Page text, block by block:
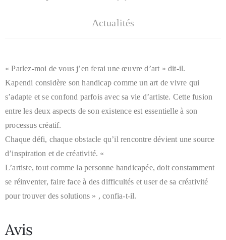
Actualités
« Parlez-moi de vous j’en ferai une œuvre d’art » dit-il.
Kapendi considère son handicap comme un art de vivre qui
s’adapte et se confond parfois avec sa vie d’artiste. Cette fusion
entre les deux aspects de son existence est essentielle à son
processus créatif.
Chaque défi, chaque obstacle qu’il rencontre dévient une source
d’inspiration et de créativité. «
L’artiste, tout comme la personne handicapée, doit constamment
se réinventer, faire face à des difficultés et user de sa créativité
pour trouver des solutions » , confia-t-il.
Avis